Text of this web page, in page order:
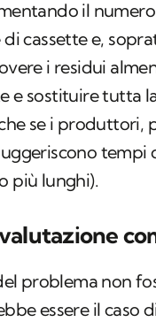
il
di cassette e,
i residui
e sostituire tutta
se i produttori,
tempi
più lunghi).
problema non
essere il caso